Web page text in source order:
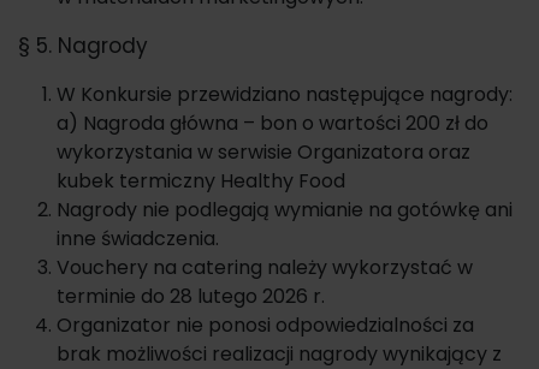
§ 5. Nagrody
W Konkursie przewidziano następujące nagrody:
a) Nagroda główna – bon o wartości 200 zł do
wykorzystania w serwisie Organizatora oraz
kubek termiczny Healthy Food
Nagrody nie podlegają wymianie na gotówkę ani
inne świadczenia.
Vouchery na catering należy wykorzystać w
terminie do 28 lutego 2026 r.
Organizator nie ponosi odpowiedzialności za
brak możliwości realizacji nagrody wynikający z